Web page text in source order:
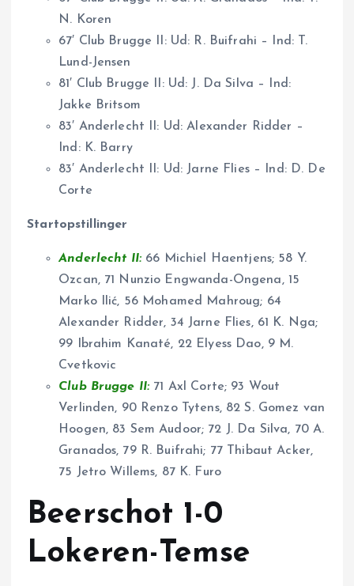
N. Koren
67′ Club Brugge II: Ud: R. Buifrahi – Ind: T.
Lund-Jensen
81′ Club Brugge II: Ud: J. Da Silva – Ind:
Jakke Britsom
83′ Anderlecht II: Ud: Alexander Ridder –
Ind: K. Barry
83′ Anderlecht II: Ud: Jarne Flies – Ind: D. De
Corte
Startopstillinger
Anderlecht II: 66 Michiel Haentjens; 58 Y.
Ozcan, 71 Nunzio Engwanda-Ongena, 15
Marko Ilić, 56 Mohamed Mahroug; 64
Alexander Ridder, 34 Jarne Flies, 61 K. Nga;
99 Ibrahim Kanaté, 22 Elyess Dao, 9 M.
Cvetkovic
Club Brugge II: 71 Axl Corte; 93 Wout
Verlinden, 90 Renzo Tytens, 82 S. Gomez van
Hoogen, 83 Sem Audoor; 72 J. Da Silva, 70 A.
Granados, 79 R. Buifrahi; 77 Thibaut Acker,
75 Jetro Willems, 87 K. Furo
Beerschot 1-0
Lokeren-Temse